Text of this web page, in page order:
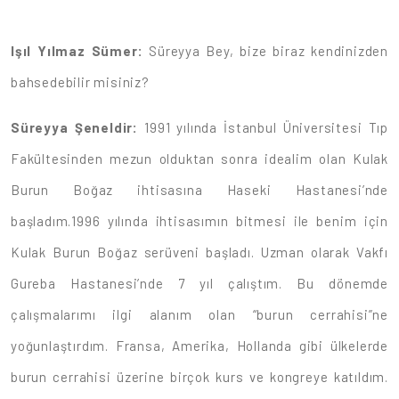
Işıl Yılmaz Sümer: Süreyya Bey, bize biraz kendinizden
bahsedebilir misiniz?
Süreyya Şeneldir:
1991 yılında İstanbul Üniversitesi Tıp
Fakültesinden mezun olduktan sonra idealim olan Kulak
Burun Boğaz ihtisasına Haseki Hastanesi’nde
başladım.1996 yılında ihtisasımın bitmesi ile benim için
Kulak Burun Boğaz serüveni başladı. Uzman olarak Vakfı
Gureba Hastanesi’nde 7 yıl çalıştım. Bu dönemde
çalışmalarımı ilgi alanım olan “burun cerrahisi”ne
yoğunlaştırdım. Fransa, Amerika, Hollanda gibi ülkelerde
burun cerrahisi üzerine birçok kurs ve kongreye katıldım.